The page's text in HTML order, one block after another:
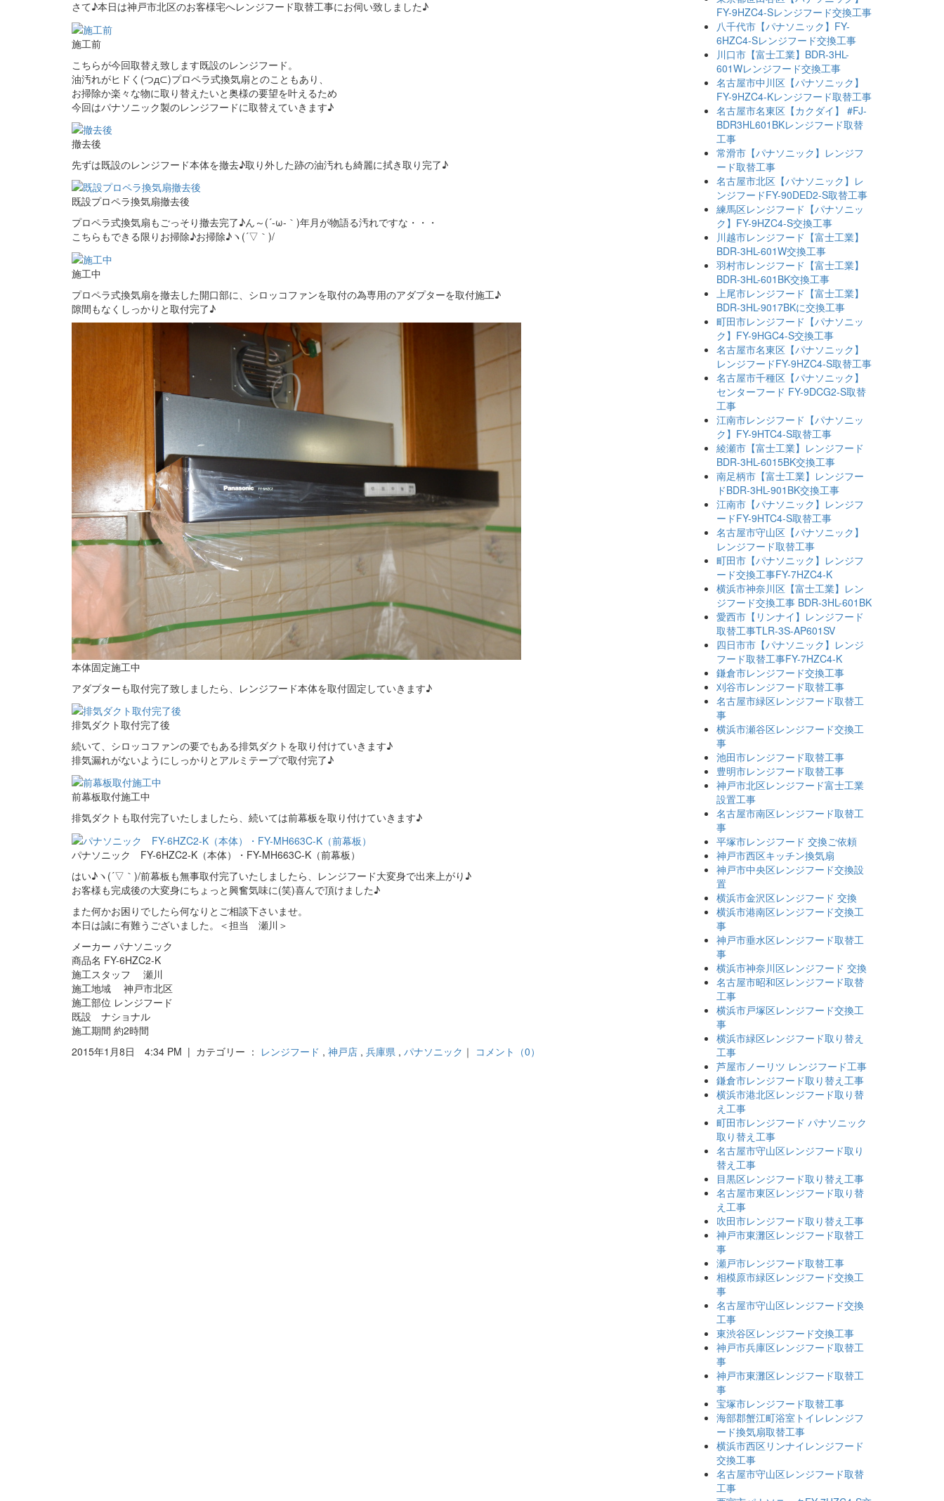
さて♪本日は神戸市北区のお客様宅へレンジフード取替工事にお伺い致しました♪
施工前
こちらが今回取替え致します既設のレンジフード。
油汚れがヒドく(つд⊂)プロペラ式換気扇とのこともあり、
お掃除か楽々な物に取り替えたいと奥様の要望を叶えるため
今回はパナソニック製のレンジフードに取替えていきます♪
撤去後
先ずは既設のレンジフード本体を撤去♪取り外した跡の油汚れも綺麗に拭き取り完了♪
既設プロペラ換気扇撤去後
プロペラ式換気扇もごっそり撤去完了♪ん～(´-ω-｀)年月が物語る汚れですな・・・
こちらもできる限りお掃除♪お掃除♪ヽ(´▽｀)/
施工中
プロペラ式換気扇を撤去した開口部に、シロッコファンを取付の為専用のアダプターを取付施工♪
隙間もなくしっかりと取付完了♪
本体固定施工中
アダプターも取付完了致しましたら、レンジフード本体を取付固定していきます♪
排気ダクト取付完了後
続いて、シロッコファンの要でもある排気ダクトを取り付けていきます♪
排気漏れがないようにしっかりとアルミテープで取付完了♪
前幕板取付施工中
排気ダクトも取付完了いたしましたら、続いては前幕板を取り付けていきます♪
パナソニック FY-6HZC2-K（本体）・FY-MH663C-K（前幕板）
はい♪ヽ(´▽｀)/前幕板も無事取付完了いたしましたら、レンジフード大変身で出来上がり♪
お客様も完成後の大変身にちょっと興奮気味に(笑)喜んで頂けました♪
また何かお困りでしたら何なりとご相談下さいませ。
本日は誠に有難うございました。＜担当 瀬川＞
メーカー パナソニック
商品名 FY-6HZC2-K
施工スタッフ 瀬川
施工地域 神戸市北区
施工部位 レンジフード
既設 ナショナル
施工期間 約2時間
2015年1月8日 4:34 PM | カテゴリー ： レンジフード , 神戸店 , 兵庫県 , パナソニック ｜ コメント（0）
FY-9HZC4-Sレンジフード交換工事
八千代市【パナソニック】FY-
6HZC4-Sレンジフード交換工事
川口市【富士工業】BDR-3HL-
601Wレンジフード交換工事
名古屋市中川区【パナソニック】
FY-9HZC4-Kレンジフード取替工事
名古屋市名東区【カクダイ】 #FJ-
BDR3HL601BKレンジフード取替
工事
常滑市【パナソニック】レンジフ
ード取替工事
名古屋市北区【パナソニック】レ
ンジフードFY-90DED2-S取替工事
練馬区レンジフード【パナソニッ
ク】FY-9HZC4-S交換工事
川越市レンジフード【富士工業】
BDR-3HL-601W交換工事
羽村市レンジフード【富士工業】
BDR-3HL-601BK交換工事
上尾市レンジフード【富士工業】
BDR-3HL-9017BKに交換工事
町田市レンジフード【パナソニッ
ク】FY-9HGC4-S交換工事
名古屋市名東区【パナソニック】
レンジフードFY-9HZC4-S取替工事
名古屋市千種区【パナソニック】
センターフード FY-9DCG2-S取替
工事
江南市レンジフード【パナソニッ
ク】FY-9HTC4-S取替工事
綾瀬市【富士工業】レンジフード
BDR-3HL-6015BK交換工事
南足柄市【富士工業】レンジフー
ドBDR-3HL-901BK交換工事
江南市【パナソニック】レンジフ
ードFY-9HTC4-S取替工事
名古屋市守山区【パナソニック】
レンジフード取替工事
町田市【パナソニック】レンジフ
ード交換工事FY-7HZC4-K
横浜市神奈川区【富士工業】レン
ジフード交換工事 BDR-3HL-601BK
愛西市【リンナイ】レンジフード
取替工事TLR-3S-AP601SV
四日市市【パナソニック】レンジ
フード取替工事FY-7HZC4-K
鎌倉市レンジフード交換工事
刈谷市レンジフード取替工事
名古屋市緑区レンジフード取替工
事
横浜市瀬谷区レンジフード交換工
事
池田市レンジフード取替工事
豊明市レンジフード取替工事
神戸市北区レンジフード富士工業
設置工事
名古屋市南区レンジフード取替工
事
平塚市レンジフード 交換ご依頼
神戸市西区キッチン換気扇
神戸市中央区レンジフード交換設
置
横浜市金沢区レンジフード 交換
横浜市港南区レンジフード交換工
事
神戸市垂水区レンジフード取替工
事
横浜市神奈川区レンジフード 交換
名古屋市昭和区レンジフード取替
工事
横浜市戸塚区レンジフード交換工
事
横浜市緑区レンジフード取り替え
工事
芦屋市ノーリツ レンジフード工事
鎌倉市レンジフード取り替え工事
横浜市港北区レンジフード取り替
え工事
町田市レンジフード パナソニック
取り替え工事
名古屋市守山区レンジフード取り
替え工事
目黒区レンジフード取り替え工事
名古屋市東区レンジフード取り替
え工事
吹田市レンジフード取り替え工事
神戸市東灘区レンジフード取替工
事
瀬戸市レンジフード取替工事
相模原市緑区レンジフード交換工
事
名古屋市守山区レンジフード交換
工事
東渋谷区レンジフード交換工事
神戸市兵庫区レンジフード取替工
事
神戸市東灘区レンジフード取替工
事
宝塚市レンジフード取替工事
海部郡蟹江町浴室トイレレンジフ
ード換気扇取替工事
横浜市西区リンナイレンジフード
交換工事
名古屋市守山区レンジフード取替
工事